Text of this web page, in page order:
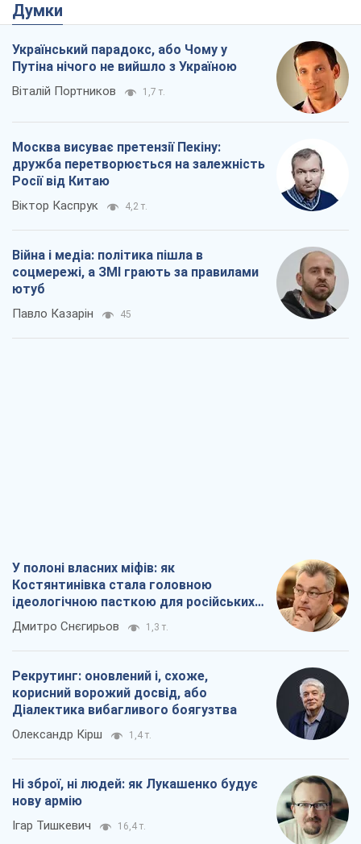
Думки
Український парадокс, або Чому у
Путіна нічого не вийшло з Україною
Віталій Портников 1,7 т.
Москва висуває претензії Пекіну:
дружба перетворюється на залежність
Росії від Китаю
Віктор Каспрук 4,2 т.
Війна і медіа: політика пішла в
соцмережі, а ЗМІ грають за правилами
ютуб
Павло Казарін 45
У полоні власних міфів: як
Костянтинівка стала головною
ідеологічною пасткою для російських
окупантів
Дмитро Снєгирьов 1,3 т.
Рекрутинг: оновлений і, схоже,
корисний ворожий досвід, або
Діалектика вибагливого боягузтва
Олександр Кірш 1,4 т.
Ні зброї, ні людей: як Лукашенко будує
нову армію
Ігар Тишкевич 16,4 т.